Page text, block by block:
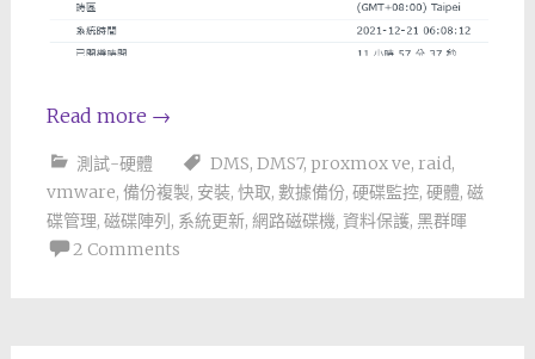
Read more →
測試-硬體 DMS, DMS7, proxmox ve, raid,
vmware, 備份複製, 安裝, 快取, 數據備份, 硬碟監控, 硬體, 磁
碟管理, 磁碟陣列, 系統更新, 網路磁碟機, 資料保護, 黑群暉
2 Comments